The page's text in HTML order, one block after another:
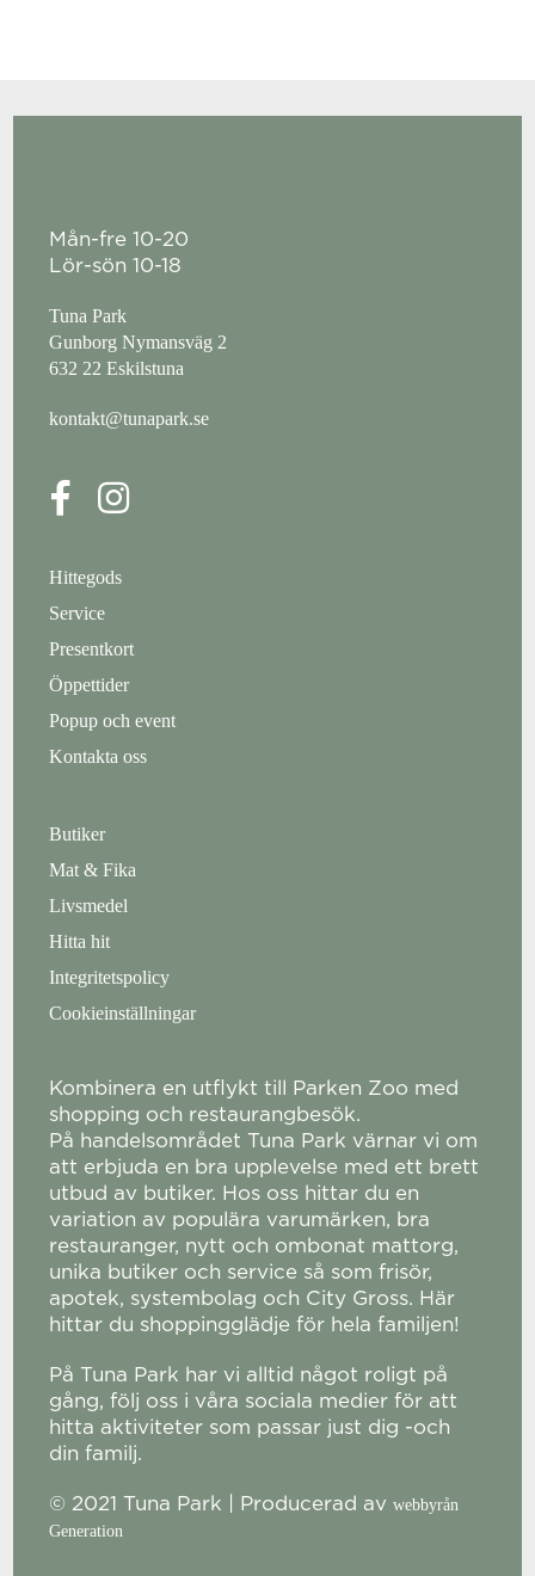
Mån-fre 10-20
Lör-sön 10-18
Tuna Park
Gunborg Nymansväg 2
632 22 Eskilstuna
kontakt@tunapark.se
Hittegods
Service
Presentkort
Öppettider
Popup och event
Kontakta oss
Butiker
Mat & Fika
Livsmedel
Hitta hit
Integritetspolicy
Cookieinställningar
Kombinera en utflykt till Parken Zoo med
shopping och restaurangbesök.
På handelsområdet Tuna Park värnar vi om
att erbjuda en bra upplevelse med ett brett
utbud av butiker. Hos oss hittar du en
variation av populära varumärken, bra
restauranger, nytt och ombonat mattorg,
unika butiker och service så som frisör,
apotek, systembolag och City Gross. Här
hittar du shoppingglädje för hela familjen!
På Tuna Park har vi alltid något roligt på
gång, följ oss i våra sociala medier för att
hitta aktiviteter som passar just dig -och
din familj.
© 2021 Tuna Park | Producerad avwebbyrån
Generation